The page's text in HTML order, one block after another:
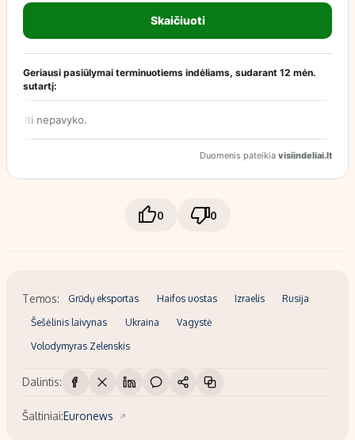
0 0
Temos: Grūdų eksportas Haifos uostas Izraelis Rusija
Šešėlinis laivynas Ukraina Vagystė
Volodymyras Zelenskis
Dalintis:
Šaltiniai:Euronews